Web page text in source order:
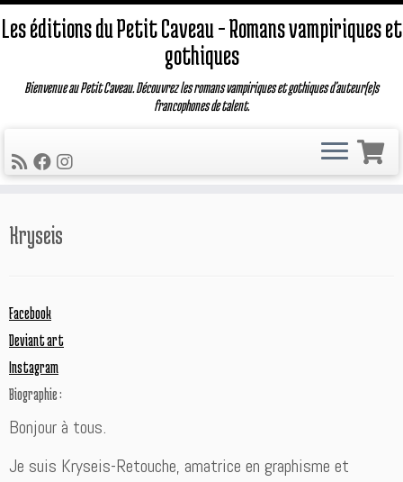
au
Les éditions du Petit Caveau – Romans vampiriques et
gothiques
Bienvenue au Petit Caveau. Découvrez les romans vampiriques et gothiques d'auteur(e)s
francophones de talent.
Kryseis
Facebook
Deviant art
Instagram
Biographie :
Bonjour à tous.
Je suis Kryseis-Retouche, amatrice en graphisme et